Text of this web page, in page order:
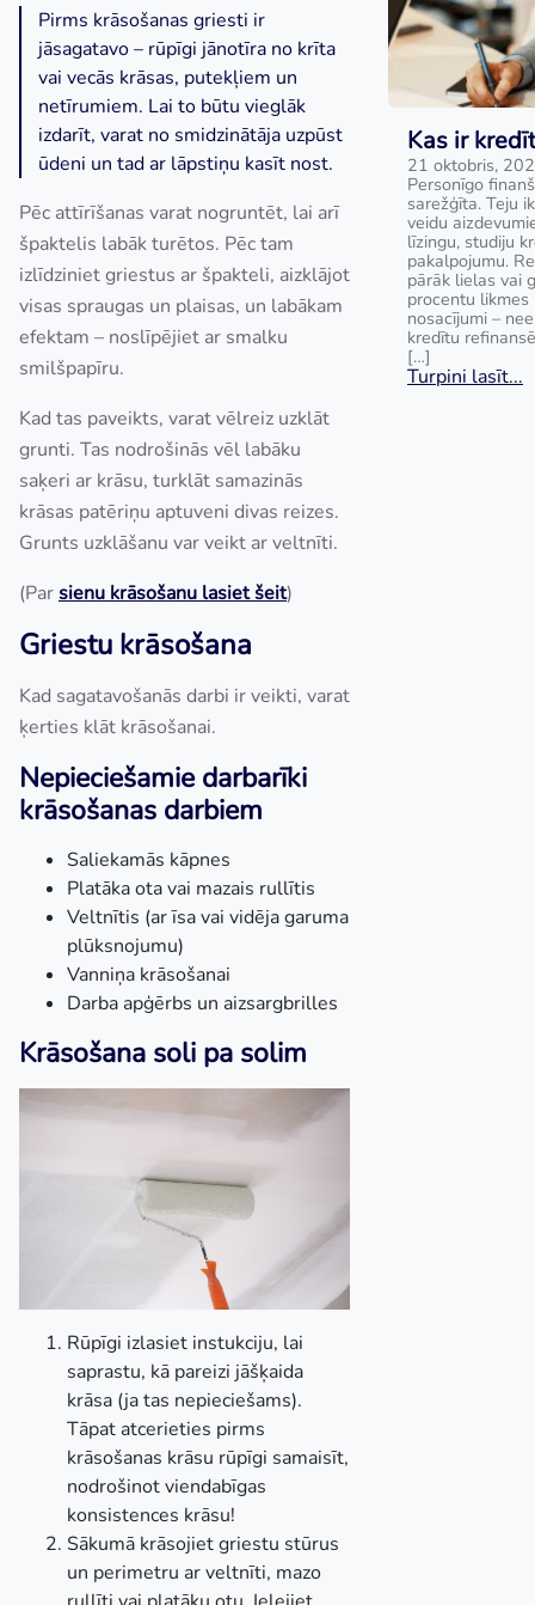
Pirms krāsošanas griesti ir
jāsagatavo – rūpīgi jānotīra no krīta
vai vecās krāsas, putekļiem un
netīrumiem. Lai to būtu vieglāk
izdarīt, varat no smidzinātāja uzpūst
ūdeni un tad ar lāpstiņu kasīt nost.
Pēc attīrīšanas varat nogruntēt, lai arī
špaktelis labāk turētos. Pēc tam
izlīdziniet griestus ar špakteli, aizklājot
visas spraugas un plaisas, un labākam
efektam – noslīpējiet ar smalku
smilšpapīru.
Kad tas paveikts, varat vēlreiz uzklāt
grunti. Tas nodrošinās vēl labāku
saķeri ar krāsu, turklāt samazinās
krāsas patēriņu aptuveni divas reizes.
Grunts uzklāšanu var veikt ar veltnīti.
(Parsienu krāsošanu lasiet šeit)
Griestu krāsošana
Kad sagatavošanās darbi ir veikti, varat
ķerties klāt krāsošanai.
Nepieciešamie darbarīki
krāsošanas darbiem
Saliekamās kāpnes
Platāka ota vai mazais rullītis
Veltnītis (ar īsa vai vidēja garuma
plūksnojumu)
Vanniņa krāsošanai
Darba apģērbs un aizsargbrilles
Krāsošana soli pa solim
Rūpīgi izlasiet instukciju, lai
saprastu, kā pareizi jāšķaida
krāsa (ja tas nepieciešams).
Tāpat atcerieties pirms
krāsošanas krāsu rūpīgi samaisīt,
nodrošinot viendabīgas
konsistences krāsu!
Sākumā krāsojiet griestu stūrus
un perimetru ar veltnīti, mazo
Kas ir
21 oktobris,
Personīgo
sarežģīta. Teju
veidu
līzingu, studiju
pakalpojumu.
pārāk lielas vai
procentu
nosacījumi –
kredītu
[…]
Turpini lasīt...